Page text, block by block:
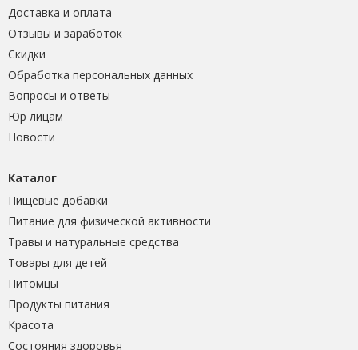
Доставка и оплата
Отзывы и заработок
Скидки
Обработка персональных данных
Вопросы и ответы
Юр лицам
Новости
Каталог
Пищевые добавки
Питание для физической активности
Травы и натуральные средства
Товары для детей
Питомцы
Продукты питания
Красота
Состояния здоровья